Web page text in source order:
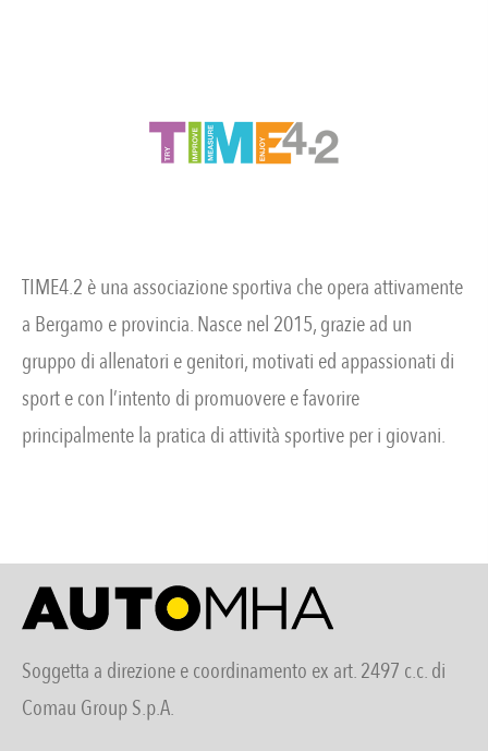
TIME4.2 è una associazione sportiva che opera attivamente
a Bergamo e provincia. Nasce nel 2015, grazie ad un
gruppo di allenatori e genitori, motivati ed appassionati di
sport e con l’intento di promuovere e favorire
principalmente la pratica di attività sportive per i giovani.
Soggetta a direzione e coordinamento ex art. 2497 c.c. di
Comau Group S.p.A.